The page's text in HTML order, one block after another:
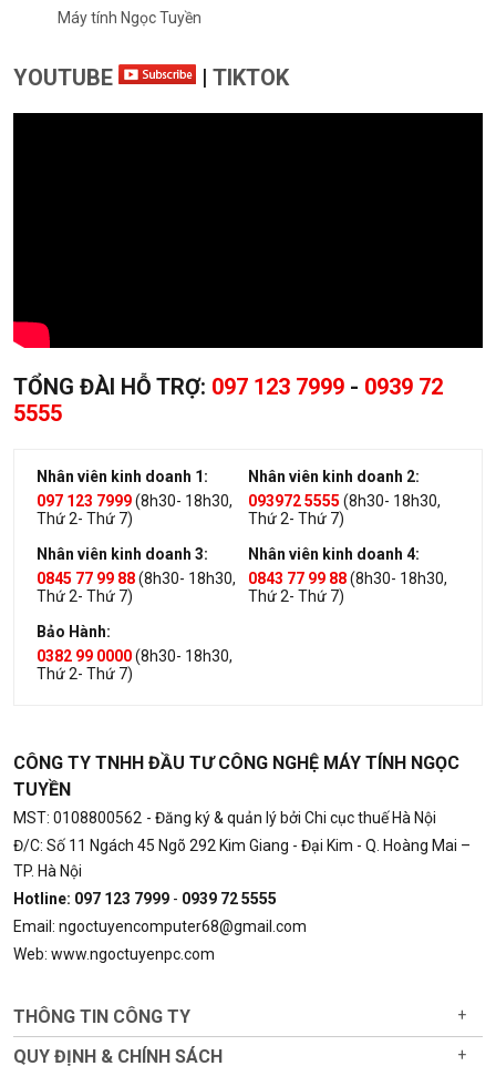
Máy tính Ngọc Tuyền
YOUTUBE TIKTOK
TỔNG ĐÀI HỖ TRỢ: 097 123 7999 - 0939 72
5555
Nhân viên kinh doanh 1:
097 123 7999(8h30- 18h30,
Thứ 2- Thứ 7)
Nhân viên kinh doanh 2:
093972 5555 (8h30- 18h30,
Thứ 2- Thứ 7)
Nhân viên kinh doanh 3:
0845 77 99 88(8h30- 18h30,
Thứ 2- Thứ 7)
Nhân viên kinh doanh 4:
0843 77 99 88(8h30- 18h30,
Thứ 2- Thứ 7)
Bảo Hành:
0382 99 0000(8h30- 18h30,
Thứ 2- Thứ 7)
CÔNG TY TNHH ĐẦU TƯ CÔNG NGHỆ MÁY TÍNH NGỌC
TUYỀN
MST: 0108800562 - Đăng ký & quản lý bởi Chi cục thuế Hà Nội
Đ/C: Số 11 Ngách 45 Ngõ 292 Kim Giang - Đại Kim - Q. Hoàng Mai –
TP. Hà Nội
Hotline: 097 123 7999 - 0939 72 5555
Email: ngoctuyencomputer68@gmail.com
Web: www.ngoctuyenpc.com
THÔNG TIN CÔNG TY +
QUY ĐỊNH & CHÍNH SÁCH +